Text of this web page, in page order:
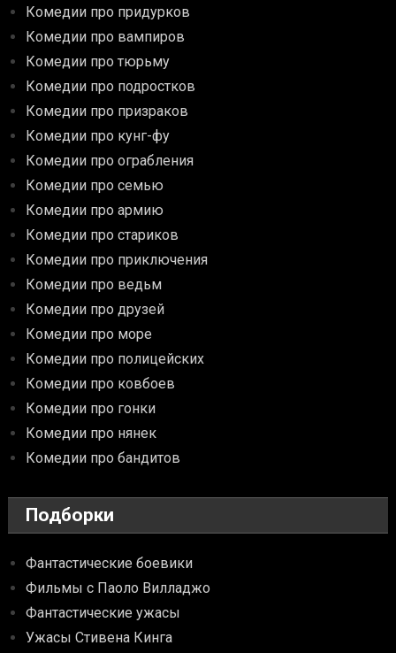
Комедии про придурков
Комедии про вампиров
Комедии про тюрьму
Комедии про подростков
Комедии про призраков
Комедии про кунг-фу
Комедии про ограбления
Комедии про семью
Комедии про армию
Комедии про стариков
Комедии про приключения
Комедии про ведьм
Комедии про друзей
Комедии про море
Комедии про полицейских
Комедии про ковбоев
Комедии про гонки
Комедии про нянек
Комедии про бандитов
Подборки
Фантастические боевики
Фильмы с Паоло Вилладжо
Фантастические ужасы
Ужасы Стивена Кинга